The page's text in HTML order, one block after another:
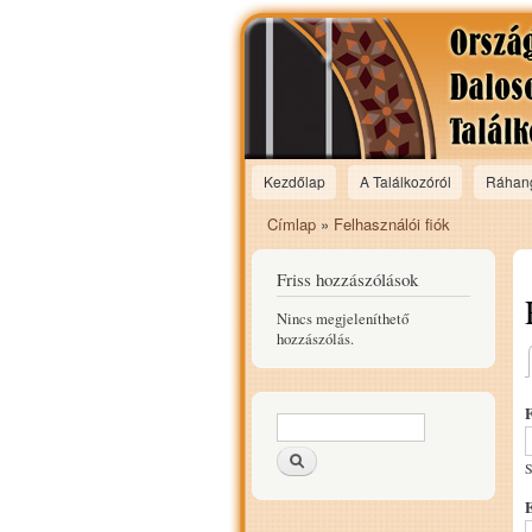
Main menu
Kezdőlap A Találkozóról
Jelenlegi hely
Címlap » Felhasználói fiók
Friss hozzászólások
Nincs megjeleníthető
hozzászólás.
Keresés űrlap